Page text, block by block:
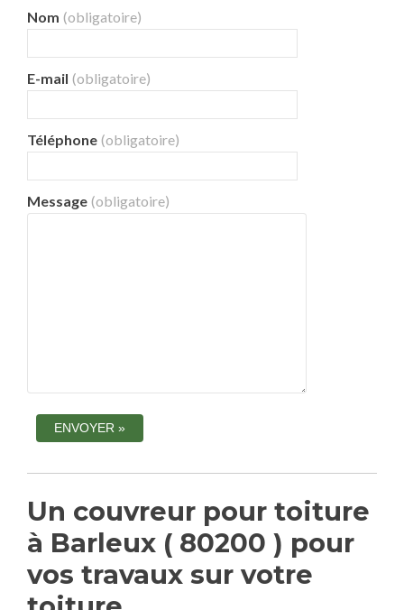
Nom (obligatoire)
E-mail (obligatoire)
Téléphone (obligatoire)
Message (obligatoire)
Un couvreur pour toiture
à Barleux ( 80200 ) pour
vos travaux sur votre